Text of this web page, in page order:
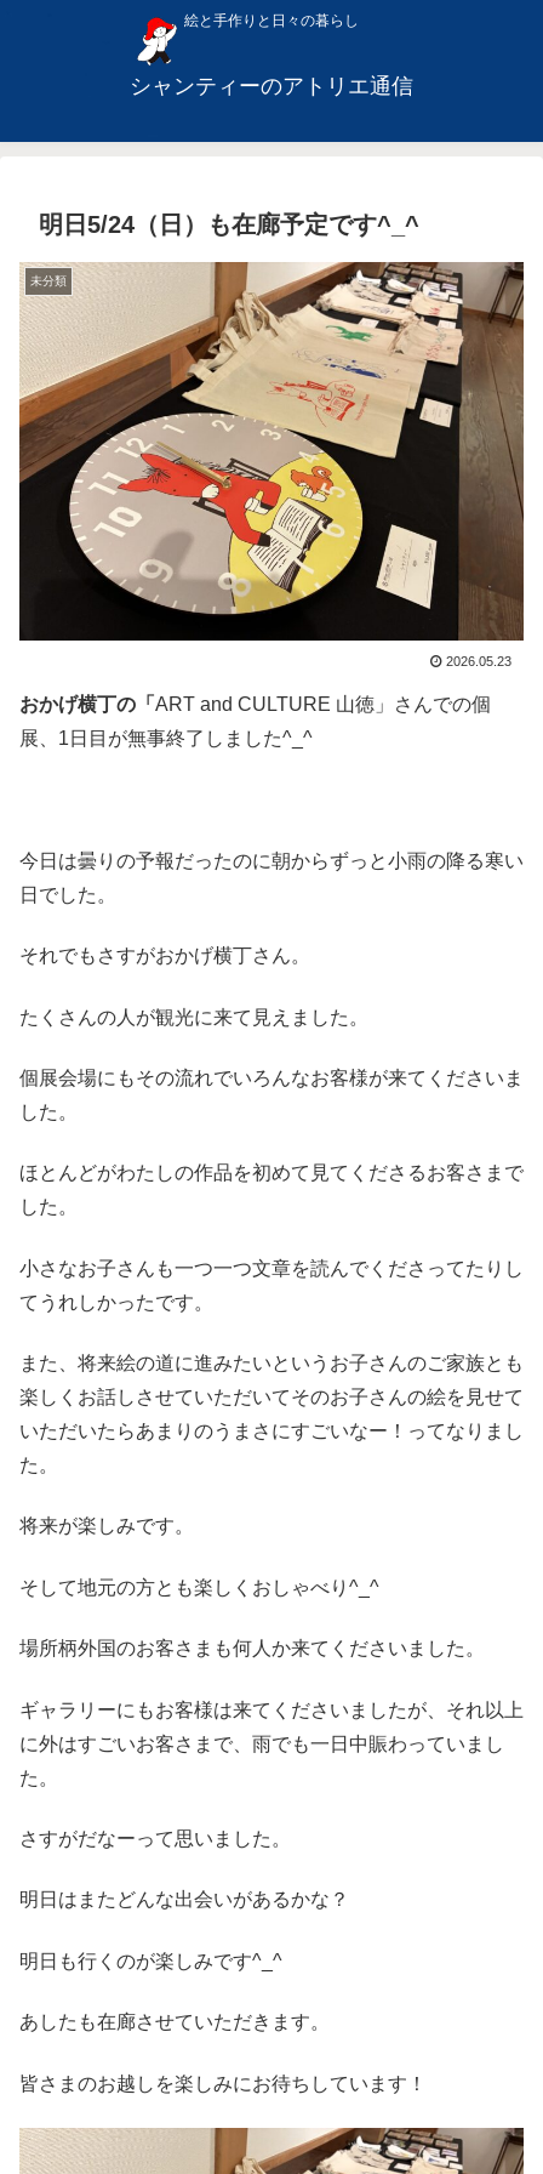
絵と手作りと日々の暮らし
シャンティーのアトリエ通信
明日5/24（日）も在廊予定です^_^
未分類
2026.05.23
おかげ横丁の「 ART and CULTURE 山徳」さんでの個
展、1日目が無事終了しました^_^
今日は曇りの予報だったのに朝からずっと小雨の降る寒い
日でした。
それでもさすがおかげ横丁さん。
たくさんの人が観光に来て見えました。
個展会場にもその流れでいろんなお客様が来てくださいま
した。
ほとんどがわたしの作品を初めて見てくださるお客さまで
した。
小さなお子さんも一つ一つ文章を読んでくださってたりし
てうれしかったです。
また、将来絵の道に進みたいというお子さんのご家族とも
楽しくお話しさせていただいてそのお子さんの絵を見せて
いただいたらあまりのうまさにすごいなー！ってなりまし
た。
将来が楽しみです。
そして地元の方とも楽しくおしゃべり^_^
場所柄外国のお客さまも何人か来てくださいました。
ギャラリーにもお客様は来てくださいましたが、それ以上
に外はすごいお客さまで、雨でも一日中賑わっていまし
た。
さすがだなーって思いました。
明日はまたどんな出会いがあるかな？
明日も行くのが楽しみです^_^
あしたも在廊させていただきます。
皆さまのお越しを楽しみにお待ちしています！